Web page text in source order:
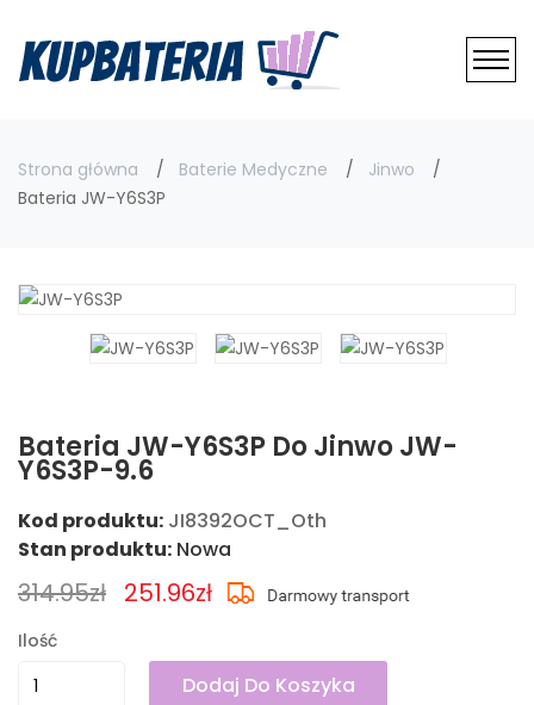
Strona główna Baterie Medyczne
Jinwo
Bateria JW-Y6S3P
Bateria JW-Y6S3P Do Jinwo JW-
Y6S3P-9.6
Kod produktu: JI8392OCT_Oth
Stan produktu: Nowa
314.95zł 251.96zł
Ilość
Dodaj Do Koszyka